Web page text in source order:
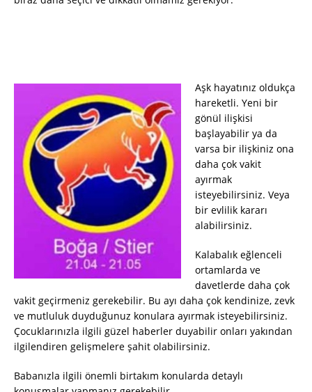
Aşk hayatınız oldukça
hareketli. Yeni bir
gönül ilişkisi
başlayabilir ya da
varsa bir ilişkiniz ona
daha çok vakit
ayırmak
isteyebilirsiniz. Veya
bir evlilik kararı
alabilirsiniz.
Kalabalık eğlenceli
ortamlarda ve
davetlerde daha çok
vakit geçirmeniz gerekebilir. Bu ayı daha çok kendinize, zevk
ve mutluluk duyduğunuz konulara ayırmak isteyebilirsiniz.
Çocuklarınızla ilgili güzel haberler duyabilir onları yakından
ilgilendiren gelişmelere şahit olabilirsiniz.
Babanızla ilgili önemli birtakım konularda detaylı